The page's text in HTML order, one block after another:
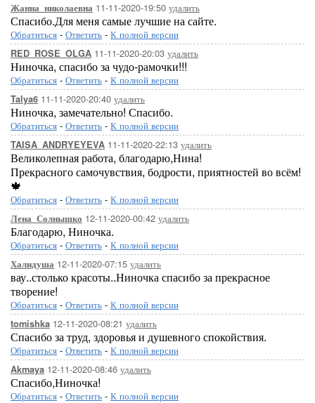
Жанна_николаевна 11-11-2020-19:50 удалить
Спасибо.Для меня самые лучшие на сайте.
Обратиться - Ответить - К полной версии
RED_ROSE_OLGA 11-11-2020-20:03 удалить
Ниночка, спасибо за чудо-рамочки!!!
Обратиться - Ответить - К полной версии
Talya6 11-11-2020-20:40 удалить
Ниночка, замечательно! Спасибо.
Обратиться - Ответить - К полной версии
TAISA_ANDRYEYEVA 11-11-2020-22:13 удалить
Великолепная работа, благодарю,Нина!
Прекрасного самочувствия, бодрости, приятностей во всём!
🍁
Обратиться - Ответить - К полной версии
Лена_Солнышко 12-11-2020-00:42 удалить
Благодарю, Ниночка.
Обратиться - Ответить - К полной версии
Халидуша 12-11-2020-07:15 удалить
вау..столько красоты..Ниночка спасибо за прекрасное
творение!
Обратиться - Ответить - К полной версии
tomishka 12-11-2020-08:21 удалить
Спасибо за труд, здоровья и душевного спокойствия.
Обратиться - Ответить - К полной версии
Akmaya 12-11-2020-08:46 удалить
Спасибо,Ниночка!
Обратиться - Ответить - К полной версии